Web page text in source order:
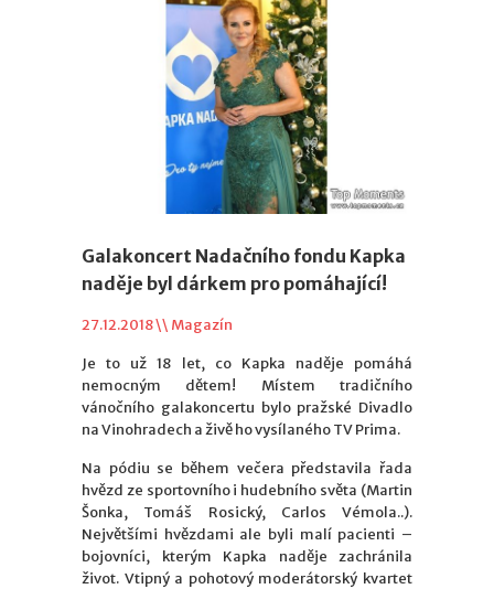
Galakoncert Nadačního fondu Kapka
naděje byl dárkem pro pomáhající!
27.12.2018 \\ Magazín
Je to už 18 let, co Kapka naděje pomáhá
nemocným dětem! Místem tradičního
vánočního galakoncertu bylo pražské Divadlo
na Vinohradech aživě ho vysílaného TV Prima.
Na pódiu se během večera představila řada
hvězd ze sportovního i hudebního světa (Martin
Šonka, Tomáš Rosický, Carlos Vémola..).
Největšími hvězdami ale byli malí pacienti –
bojovníci, kterým Kapka naděje zachránila
život. Vtipný a pohotový moderátorský kvartet